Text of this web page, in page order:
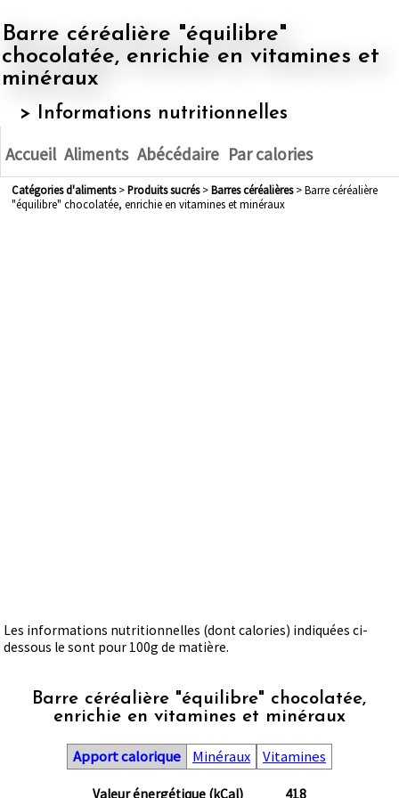
Barre céréalière "équilibre"
chocolatée, enrichie en vitamines et
minéraux
> Informations nutritionnelles
Accueil Aliments Abécédaire Par calories
Catégories d'aliments> produits sucrés> barres céréalières> Barre céréalière
"équilibre" chocolatée, enrichie en vitamines et minéraux
Les informations nutritionnelles (dont calories) indiquées ci-
dessous le sont pour 100g de matière.
Barre céréalière "équilibre" chocolatée,
enrichie en vitamines et minéraux
Apport calorique Minéraux Vitamines
Valeur énergétique (kCal) 418